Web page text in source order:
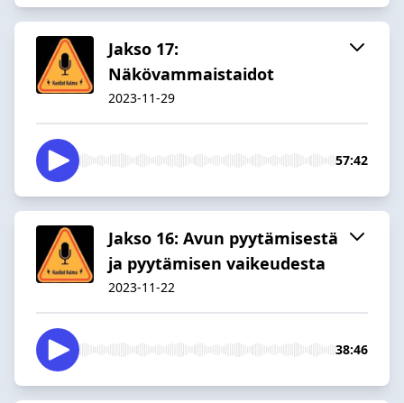
Jakso 17:
Näkövammaistaidot
2023-11-29
57:42
Jakso 16: Avun pyytämisestä
ja pyytämisen vaikeudesta
2023-11-22
38:46